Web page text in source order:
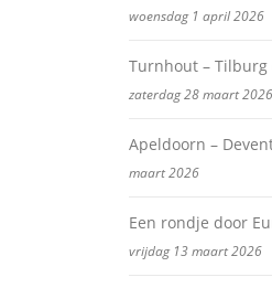
woensdag 1 april 2026
Turnhout – Tilburg
zaterdag 28 maart 2026
Apeldoorn –
maart 2026
Een rondje door
vrijdag 13 maart 2026